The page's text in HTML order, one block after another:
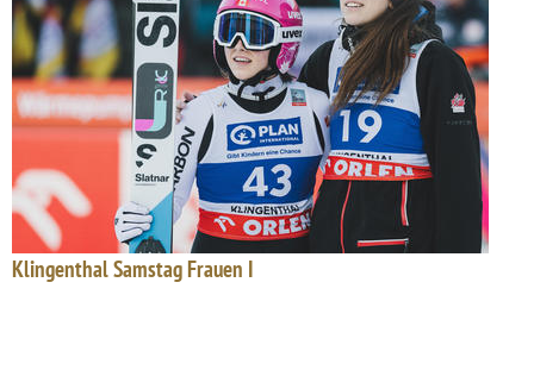
Klingenthal Samstag Frauen I